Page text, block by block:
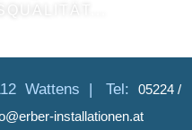
Wattens | Tel: 05224 /
installationen.at